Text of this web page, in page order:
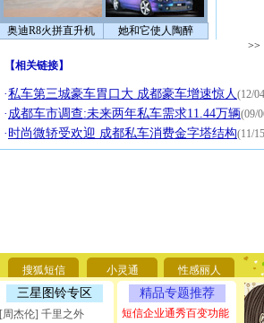
奥迪R8火拼直升机 她和它使人陶醉
>>
【相关链接】
·私车第三城豪车胃口大 成都豪车增速惊人(12/
· 成都车市调查:未来两年私车需求11.44万辆(09/
· 时尚微轿受欢迎 成都私车消费金字塔结构(11/
搜狐短信 小灵通 性感丽人
三星图铃专区
[周杰伦] 千里之外
精品专题推荐
短信企业通秀百变功能
[圣
能
天
[圣
如